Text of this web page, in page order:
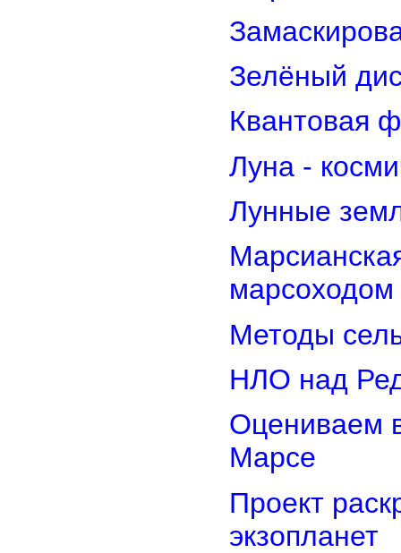
Зелёный
Квантовая
Луна -
Лунные
марсоходом
Методы
НЛО над
Оцениваем
Марсе
Проект
экзопланет